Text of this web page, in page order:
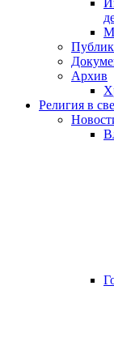
Архив
Религия в